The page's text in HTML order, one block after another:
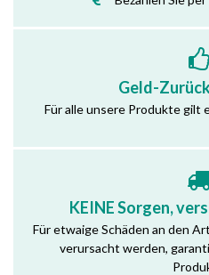
Geld-
Für alle unsere Produkte gilt
KEINE Sorgen,
Für etwaige Schäden an den
verursacht werden,